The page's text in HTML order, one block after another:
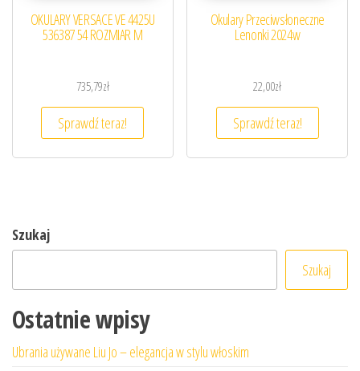
OKULARY VERSACE VE 4425U
536387 54 ROZMIAR M
735,79zł
Sprawdź teraz!
Okulary Przeciwsłoneczne
Lenonki 2024w
22,00zł
Sprawdź teraz!
Szukaj
Szukaj
Ostatnie wpisy
Ubrania używane Liu Jo – elegancja w stylu włoskim